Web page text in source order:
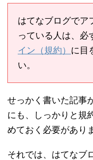
はてなブログでア
っている人は、必
イン（規約） に目
い。
せっかく書いた記事
にも、しっかりと規
めておく必要があり
それでは、はてなブ